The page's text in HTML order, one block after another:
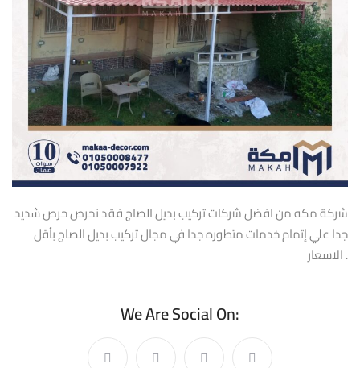
شركة مكه من افضل شركات تركيب بديل الصاج فقد نحرص حرص شديد
جدا علي إتمام خدمات متطوره جدا في مجال تركيب بديل الصاج بأقل
الاسعار .
We Are Social On: